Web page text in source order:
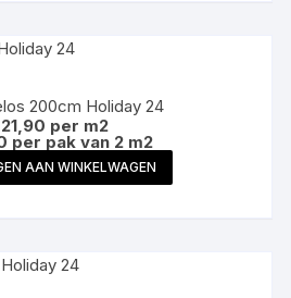
200cm Holiday 24
21,90 per m2
per pak van 2 m2
AAN WINKELWAGEN